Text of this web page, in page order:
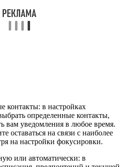
контакты: в настройках
определенные контакты,
вам уведомления в любое время.
оставаться на связи с наиболее
на настройки фокусировки.
или автоматически: в